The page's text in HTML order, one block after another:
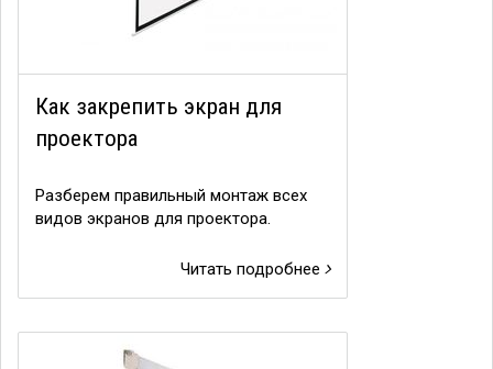
Как закрепить экран для
проектора
Разберем правильный монтаж всех
видов экранов для проектора.
Читать подробнее